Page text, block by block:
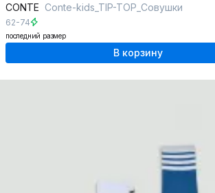
CONTE Conte-kids_TIP-TOP_Совушки
62-74
последний размер
В корзину